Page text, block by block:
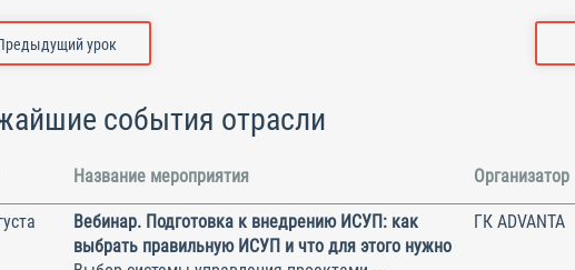
урок
события отрасли
Название мероприятия Организатор
Вебинар. Подготовка к внедрению ИСУП: как
выбрать правильную ИСУП и что для этого нужно
ГК ADVANTA